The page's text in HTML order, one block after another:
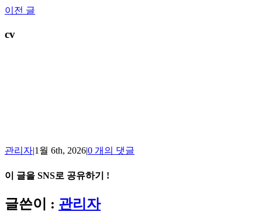
Skip
이전 글
cv
관리자|1월 6th, 2026|0 개의 댓글
이 글을 SNS로 공유하기 !
Facebook
X
Reddit
LinkedIn
Tumblr
Pinterest
Vk
이
글쓴이 : 관리자